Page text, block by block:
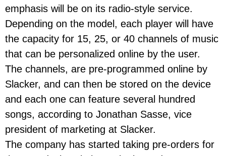
emphasis will be on its radio-style service.
Depending on the model, each player will have
the capacity for 15, 25, or 40 channels of music
that can be personalized online by the user.
The channels, are pre-programmed online by
Slacker, and can then be stored on the device
and each one can feature several hundred
songs, according to Jonathan Sasse, vice
president of marketing at Slacker.
The company has started taking pre-orders for